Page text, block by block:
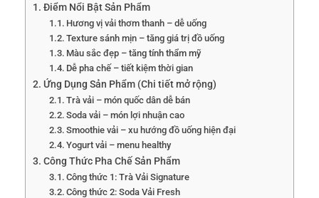
Điểm Nổi Bật Sản Phẩm
Hương vị vải thơm thanh – dễ uống
Texture sánh mịn – tăng giá trị đồ uống
Màu sắc đẹp – tăng tính thẩm mỹ
Dễ pha chế – tiết kiệm thời gian
Ứng Dụng Sản Phẩm (Chi tiết mở rộng)
Trà vải – món quốc dân dễ bán
Soda vải – món lợi nhuận cao
Smoothie vải – xu hướng đồ uống hiện đại
Yogurt vải – menu healthy
Công Thức Pha Chế Sản Phẩm
Công thức 1: Trà Vải Signature
Công thức 2: Soda Vải Fresh